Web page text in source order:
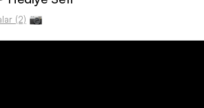
olan farklı
kaliteli ve yenilikçi
ve üretici firma
keşfedebilirsin.
(2)